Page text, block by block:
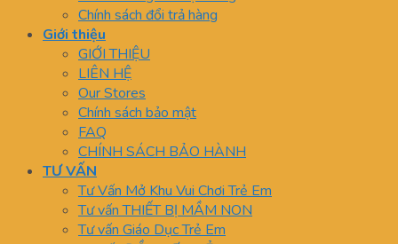
Chính sách đổi trả hàng
Giới thiệu
GIỚI THIỆU
LIÊN HỆ
Our Stores
Chính sách bảo mật
FAQ
CHÍNH SÁCH BẢO HÀNH
TƯ VẤN
Tư Vấn Mở Khu Vui Chơi Trẻ Em
Tư vấn THIẾT BỊ MẦM NON
Tư vấn Giáo Dục Trẻ Em